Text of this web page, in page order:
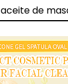
aceite de